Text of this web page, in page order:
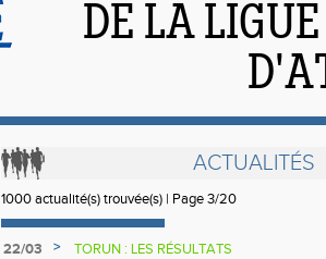
DE LA
ACTUALITÉS
1000 actualité(s) trouvée(s) | Page 3/20
22/03 >
TORUN : LES RÉSULTATS